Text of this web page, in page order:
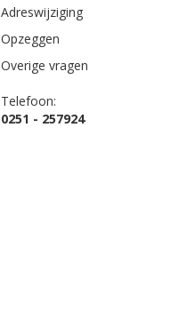
Adreswijziging
Opzeggen
Overige vragen
Telefoon:
0251 - 257924